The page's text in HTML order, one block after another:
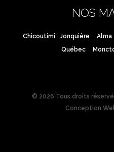
NOS
Chicoutimi Jonquière Alma
Québec
© 2026 Tous droits
Conception